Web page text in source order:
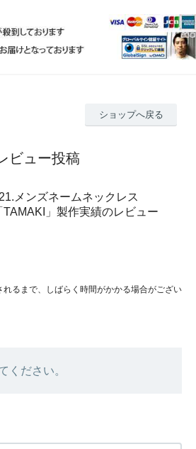
ショップへ戻る
ビュー投稿
メンズネームネックレス
TAMAKI」製作実績のレビュー
るまで、しばらく時間がかかる場合がござい
ください。